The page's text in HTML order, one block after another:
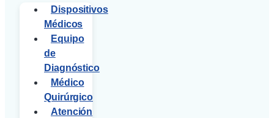
Dispositivos
Médicos
Equipo
de
Diagnóstico
Médico
Quirúrgico
Atención